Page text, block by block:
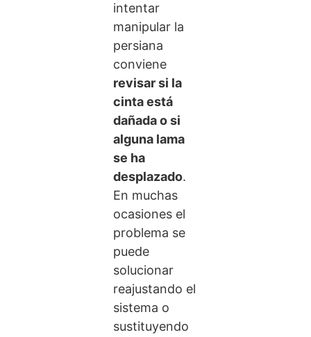
intentar
manipular la
persiana
conviene
revisar si la
cinta está
dañada o si
alguna lama
se ha
desplazado.
En muchas
ocasiones el
problema se
puede
solucionar
reajustando el
sistema o
sustituyendo